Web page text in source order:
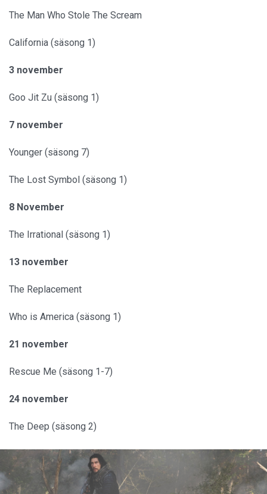
The Man Who Stole The Scream
California (säsong 1)
3 november
Goo Jit Zu (säsong 1)
7 november
Younger (säsong 7)
The Lost Symbol (säsong 1)
8 November
The Irrational (säsong 1)
13 november
The Replacement
Who is America (säsong 1)
21 november
Rescue Me (säsong 1-7)
24 november
The Deep (säsong 2)